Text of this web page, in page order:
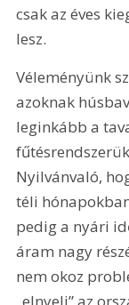
csak az éves
lesz.
Véleményünk
azoknak
leginkább a
Nyilvánvaló,
téli
pedig a nyári
áram nagy
nem okoz